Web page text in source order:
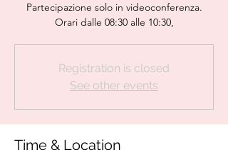
Partecipazione solo in videoconferenza.
Orari dalle 08:30 alle 10:30,
Registration is closed
See other events
Time & Location